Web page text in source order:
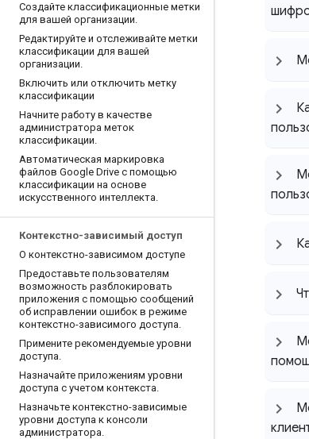
Создайте классификационные метки
для вашей организации.
Редактируйте и отслеживайте метки
классификации для вашей
организации.
Включить или отключить метку
классификации
Начните работу в качестве
администратора меток
классификации.
Автоматическая маркировка
файлов Google Drive с помощью
классификации на основе
искусственного интеллекта.
Контекстно-зависимый доступ
О контекстно-зависимом доступе
Предоставьте пользователям
возможность разблокировать
приложения с помощью сообщений
об исправлении ошибок в режиме
контекстно-зависимого доступа.
Примените рекомендуемые уровни
доступа.
Назначайте приложениям уровни
доступа с учетом контекста.
Назначьте контекстно-зависимые
уровни доступа к консоли
администратора.